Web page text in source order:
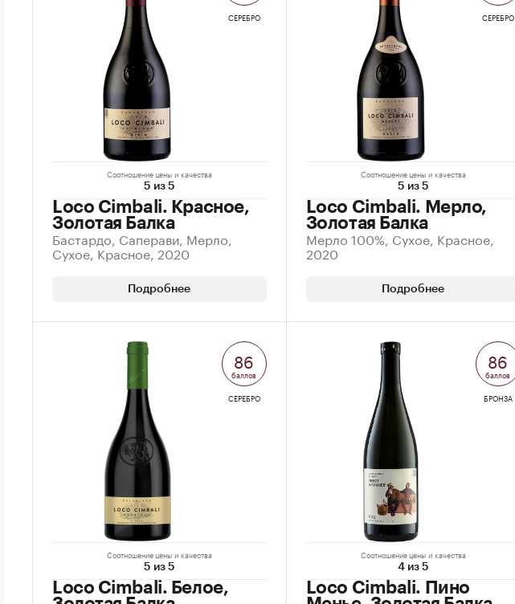
Соотношение цены и качества
5 из 5
Loco Cimbali. Красное,
Золотая Балка
Бастардо, Саперави, Мерло,
Сухое, Красное, 2020
Подробнее
СЕРЕБРО
Соотношение цены и качества
5 из 5
Loco Cimbali. Мерло,
Золотая Балка
Мерло 100%, Сухое, Красное,
2020
Подробнее
СЕРЕБРО
Соотношение цены и качества
5 из 5
Loco Cimbali. Белое,
86
баллов
СЕРЕБРО
Соотношение цены и качества
4 из 5
Loco Cimbali. Пино
86
баллов
БРОНЗА